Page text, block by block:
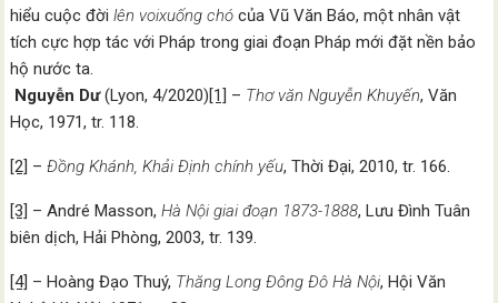
hiểu cuộc đờilên voixuống chó của Vũ Văn Báo, một nhân vật
tích cực hợp tác với Pháp trong giai đoạn Pháp mới đặt nền bảo
hộ nước ta.
Nguyễn Dư(Lyon, 4/2020)[1] – Thơ văn Nguyễn Khuyến, Văn
Học, 1971, tr. 118.
[2] –Đồng Khánh, Khải Định chính yếu, Thời Đại, 2010, tr. 166.
[3] – André Masson,Hà Nội giai đoạn 1873-1888, Lưu Đình Tuân
biên dịch, Hải Phòng, 2003, tr. 139.
[4] – Hoàng Đạo Thuý, Thăng Long Đông Đô Hà Nội, Hội Văn